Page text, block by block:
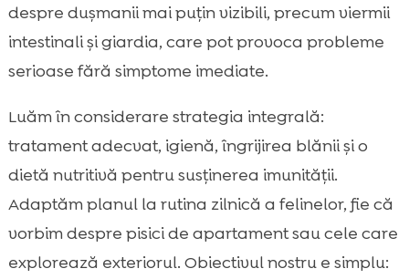
Riscuri speciale: pui, pisici senior și pisici cu
boli cronice
 Rolul alimentației în imunitate și
Litiera și controlul paraziților: cum ne ajută
Purrfect Life

Când mergem la veterinar și ce analize pot
fi necesare
 Concluzie
 FAQ
despre dușmanii mai puțin vizibili, precum viermii
intestinali și giardia, care pot provoca probleme
serioase fără simptome imediate.
Luăm în considerare strategia integrală:
tratament adecvat, igienă, îngrijirea blănii și o
dietă nutritivă pentru susținerea imunității.
Adaptăm planul la rutina zilnică a felinelor, fie că
vorbim despre pisici de apartament sau cele care
explorează exteriorul. Obiectivul nostru e simplu: